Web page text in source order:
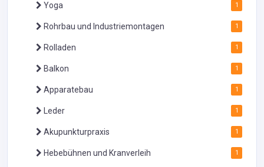
Yoga 1
Rohrbau und Industriemontagen 1
Rolladen 1
Balkon 1
Apparatebau 1
Leder 1
Akupunkturpraxis 1
Hebebühnen und Kranverleih 1